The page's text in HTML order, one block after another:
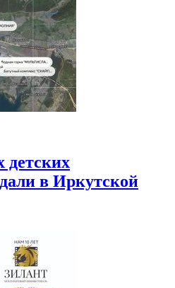
детских
в Иркутской